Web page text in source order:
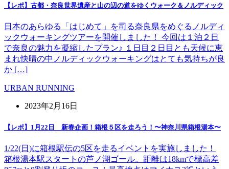
【レポ】古都・奈良世界遺産と山の辺の道をゆくウォーク＆ノルディック
日本のあらゆる「はじめて」を司る奈良県をめぐるノルディ
ックウォーキングツアーを開催しました！ 今回は１泊２日
で奈良の魅力を凝縮したプラン♪ １日目２日目とも天候に恵
まれ快晴の中ノルディックウォーキングはとても気持ちが良
か […]
URBAN RUNNING
2023年2月16日
【レポ】1月22日 新春企画！箱根５区を走ろう！〜神奈川県箱根湯本〜
1/22(日)に箱根駅伝の5区を走るイベントを実施しました！
箱根湯本駅スタートの芦ノ湖ゴール。距離は18kmで標高差